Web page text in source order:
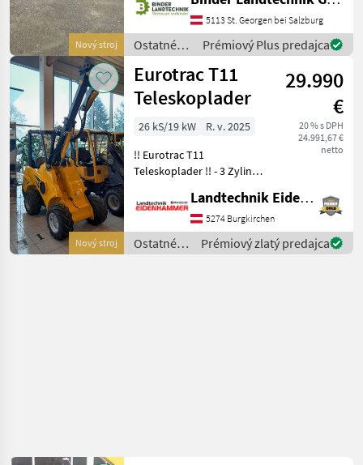
Nový stroj
Schwinge Hydraulische
Geräteverriegelung
Beleuchtung , Handgas 2
Arbeitsscheinwe
5113 St. Georgen bei Salzburg
Ostatné
poľnohospodárske
silové
stroje /
Eurotrac
Prémiový Plus predajca
Nový stroj
Eurotrac T11
Teleskoplader
29.990
€
20 % s DPH
24.991,67 €
netto
26 kS/19 kW
R. v. 2025
!! Eurotrac T11
Teleskoplader !! - 3 Zylinder
Hubhöhe 235cm bis 285cm
mit Teleskop - Kipplast
1000kg - Eigengewicht:
1680kg - Hubkraft
Landtechnik Eidenhammer GmbH
5274 Burgkirchen
Ostatné
poľnohospodárske
Prémiový zlatý predajca